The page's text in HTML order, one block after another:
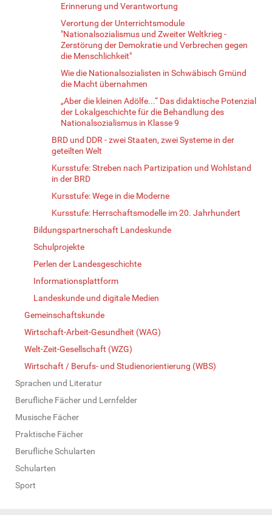
Erinnerung und Verantwortung
Verortung der Unterrichtsmodule
"Nationalsozialismus und Zweiter Weltkrieg -
Zerstörung der Demokratie und Verbrechen gegen
die Menschlichkeit"
Wie die Nationalsozialisten in Schwäbisch Gmünd
die Macht übernahmen
„Aber die kleinen Adölfe...“ Das didaktische Potenzial
der Lokalgeschichte für die Behandlung des
Nationalsozialismus in Klasse 9
BRD und DDR - zwei Staaten, zwei Systeme in der
geteilten Welt
Kursstufe: Streben nach Partizipation und Wohlstand
in der BRD
Kursstufe: Wege in die Moderne
Kursstufe: Herrschaftsmodelle im 20. Jahrhundert
Bildungspartnerschaft Landeskunde
Schulprojekte
Perlen der Landesgeschichte
Informationsplattform
Landeskunde und digitale Medien
Gemeinschaftskunde
Wirtschaft-Arbeit-Gesundheit (WAG)
Welt-Zeit-Gesellschaft (WZG)
Wirtschaft / Berufs- und Studienorientierung (WBS)
Sprachen und Literatur
Berufliche Fächer und Lernfelder
Musische Fächer
Praktische Fächer
Berufliche Schularten
Schularten
Sport